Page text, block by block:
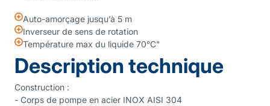
Auto-amorçage jusqu’à 5 m
Inverseur de sens de rotation
Température max du liquide 70°C"
Description technique
Construction :
- Corps de pompe en acier INOX AISI 304